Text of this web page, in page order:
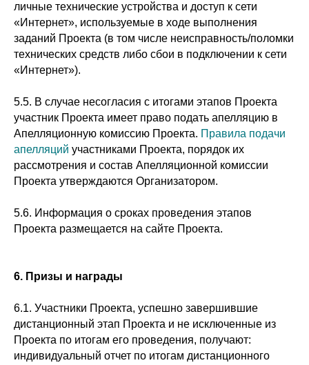
личные технические устройства и доступ к сети
«Интернет», используемые в ходе выполнения
заданий Проекта (в том числе неисправность/поломки
технических средств либо сбои в подключении к сети
«Интернет»).
5.5. В случае несогласия с итогами этапов Проекта
участник Проекта имеет право подать апелляцию в
Апелляционную комиссию Проекта. Правила подачи
апелляций участниками Проекта, порядок их
рассмотрения и состав Апелляционной комиссии
Проекта утверждаются Организатором.
5.6. Информация о сроках проведения этапов
Проекта размещается на сайте Проекта.
6. Призы и награды
6.1. Участники Проекта, успешно завершившие
дистанционный этап Проекта и не исключенные из
Проекта по итогам его проведения, получают:
индивидуальный отчет по итогам дистанционного